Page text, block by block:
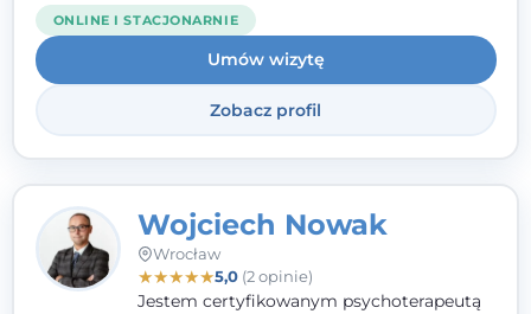
ONLINE I STACJONARNIE
Umów wizytę
Zobacz profil
Wojciech Nowak
Wrocław
★★★★★5,0(2 opinie)
Jestem certyfikowanym psychoterapeutą